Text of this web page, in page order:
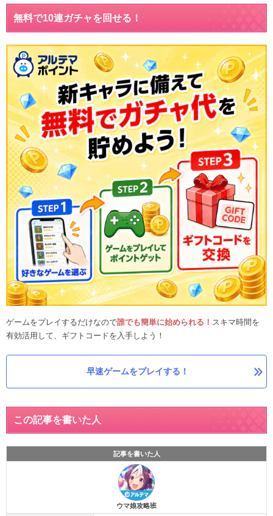
無料で10連ガチャを回せる！
ゲームをプレイするだけなので誰でも簡単に始められる！ スキマ時間を
有効活用して、ギフトコードを入手しよう！
早速ゲームをプレイする！
この記事を書いた人
記事を書いた人
ウマ娘攻略班